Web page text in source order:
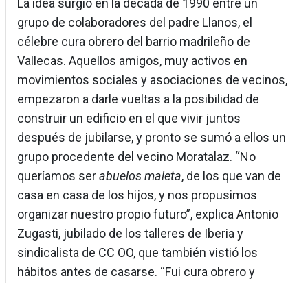
La idea surgió en la década de 1990 entre un
grupo de colaboradores del padre Llanos, el
célebre cura obrero del barrio madrileño de
Vallecas. Aquellos amigos, muy activos en
movimientos sociales y asociaciones de vecinos,
empezaron a darle vueltas a la posibilidad de
construir un edificio en el que vivir juntos
después de jubilarse, y pronto se sumó a ellos un
grupo procedente del vecino Moratalaz. “No
queríamos serabuelos maleta, de los que van de
casa en casa de los hijos, y nos propusimos
organizar nuestro propio futuro”, explica Antonio
Zugasti, jubilado de los talleres de Iberia y
sindicalista de CC OO, que también vistió los
hábitos antes de casarse. “Fui cura obrero y